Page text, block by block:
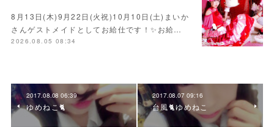
8月13日(木)9月22日(火祝)10月10日(土)まいか
さんゲストメイドとしてお給仕です！✨お給…
2026.08.05 08:34
2017.08.08 06:39
ゆめねこ🐈
2017.08.07 09:16
台風🐈ゆめねこ